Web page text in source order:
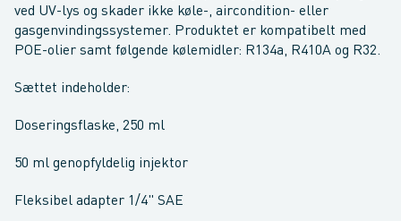
ved UV-lys og skader ikke køle-, aircondition- eller
gasgenvindingssystemer. Produktet er kompatibelt med
POE-olier samt følgende kølemidler: R134a, R410A og R32.
Sættet indeholder:
Doseringsflaske, 250 ml
50 ml genopfyldelig injektor
Fleksibel adapter 1/4" SAE